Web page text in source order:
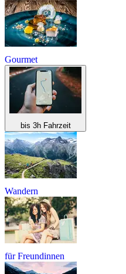
Gourmet
bis 3h Fahrzeit
Wandern
für Freundinnen